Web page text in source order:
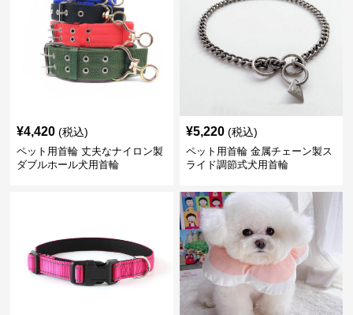
¥4,420 (税込)
ペット用首輪 丈夫なナイロン製
ダブルホール犬用首輪
¥5,220 (税込)
ペット用首輪 金属チェーン製ス
ライド調節式犬用首輪